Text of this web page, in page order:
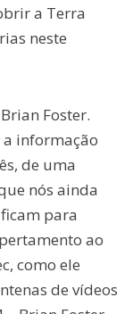
a Terra
neste
Foster.
informação
de uma
nós ainda
para
ao
como ele
de vídeos